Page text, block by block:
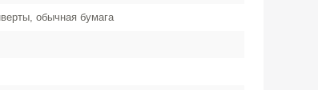
обычная бумага